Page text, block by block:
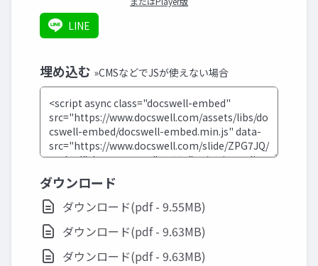
LINE
埋め込む »CMSなどでJSが使えない場合
ダウンロード
ダウンロード(pdf - 9.55MB)
ダウンロード(pdf - 9.63MB)
ダウンロード(pdf - 9.63MB)